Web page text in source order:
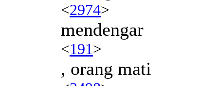
<2974>
mendengar
<191>
, orang mati